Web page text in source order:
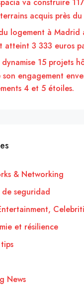
acquis près
logement à Madrid
atteint 3 333 euros
15 projets
engagement
4 et 5 étoiles.
& Networking
de seguridad
et résilience
News